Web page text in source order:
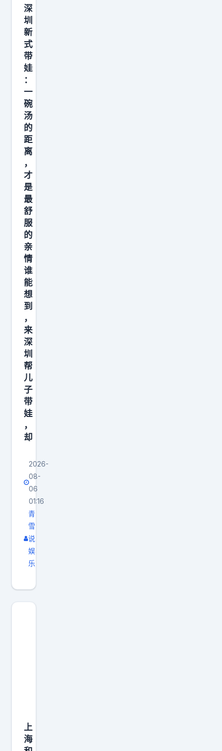
深
圳
新
式
带
娃
：
一
碗
汤
的
距
离
，
才
是
最
舒
服
的
亲
情
谁
能
想
到
，
来
深
圳
帮
儿
子
带
娃
，
却
2026-
08-
06
01:16
青
雪
说
娱
乐
上
海